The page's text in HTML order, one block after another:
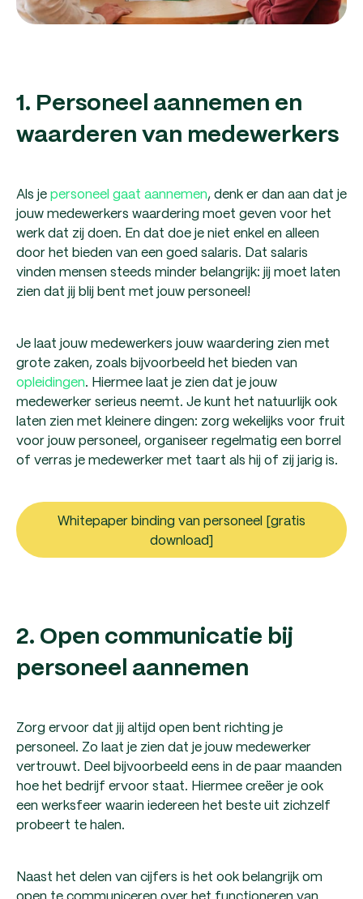
1. Personeel aannemen en
waarderen van medewerkers
Als jepersoneel gaat aannemen, denk er dan aan dat je
jouw medewerkers waardering moet geven voor het
werk dat zij doen. En dat doe je niet enkel en alleen
door het bieden van een goed salaris. Dat salaris
vinden mensen steeds minder belangrijk: jij moet laten
zien dat jij blij bent met jouw personeel!
Je laat jouw medewerkers jouw waardering zien met
grote zaken, zoals bijvoorbeeld het bieden van
opleidingen. Hiermee laat je zien dat je jouw
medewerker serieus neemt. Je kunt het natuurlijk ook
laten zien met kleinere dingen: zorg wekelijks voor fruit
voor jouw personeel, organiseer regelmatig een borrel
of verras je medewerker met taart als hij of zij jarig is.
Whitepaper binding van personeel [gratis
download]
2. Open communicatie bij
personeel aannemen
Zorg ervoor dat jij altijd open bent richting je
personeel. Zo laat je zien dat je jouw medewerker
vertrouwt. Deel bijvoorbeeld eens in de paar maanden
hoe het bedrijf ervoor staat. Hiermee creëer je ook
een werksfeer waarin iedereen het beste uit zichzelf
probeert te halen.
Naast het delen van cijfers is het ook belangrijk om